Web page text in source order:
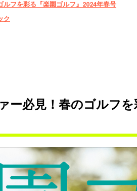
フを彩る『楽園ゴルフ』2024年春号
ク
ー必見！春のゴルフ